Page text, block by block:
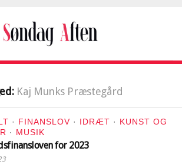
Kaj Munks Præstegård
· FINANSLOV · IDRÆT · KUNST OG
· MUSIK
for 2023